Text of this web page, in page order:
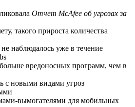
Отчет McAfee об угрозах за
такого прироста количества
наблюдалось уже в течение
вредоносных программ, чем в
с новыми видами угроз
вымогателями для мобильных